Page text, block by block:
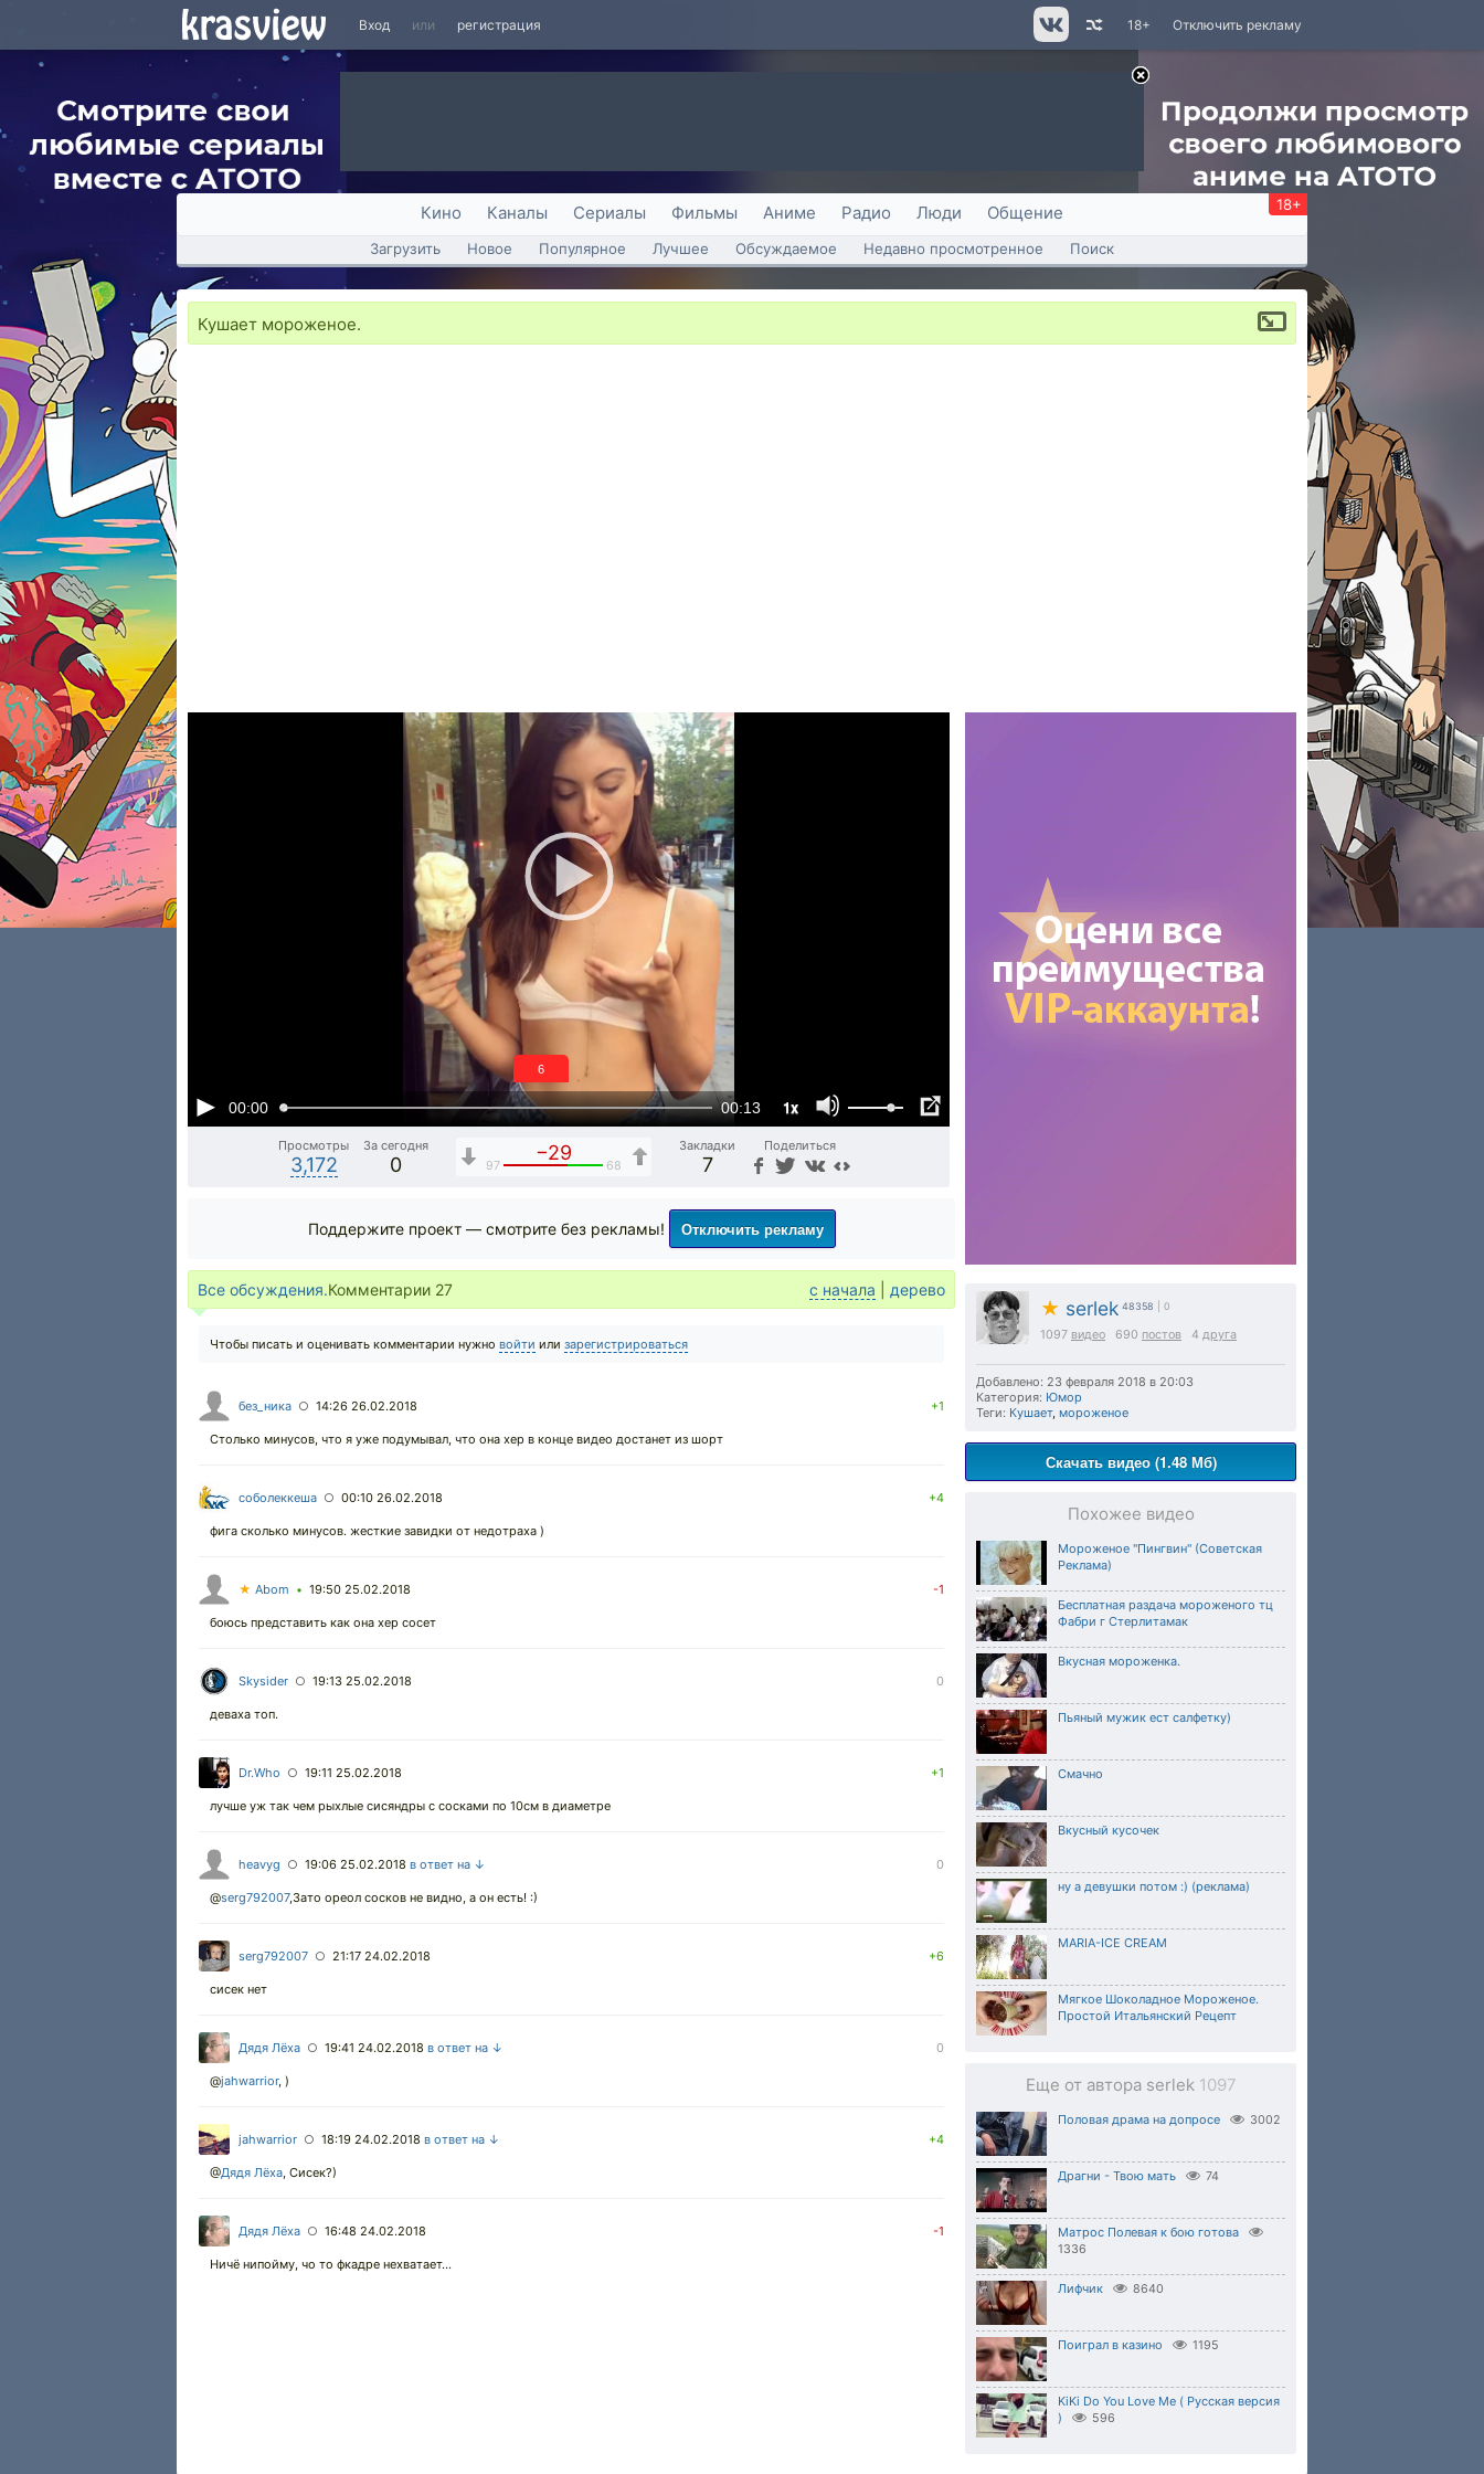
Вход или регистрация Отключить рекламу
18+
Кино Каналы Сериалы Фильмы Аниме Радио Люди Общение 18+
Загрузить Новое Популярное Лучшее Обсуждаемое Недавно просмотренное Поиск
Кушает мороженое.
00:00 00:13 1x
5
Просмотры
3,172
За сегодня
0
−29
97 68
Закладки
7
Поделиться
★ serlek 48358 | 0
1097 видео 690 постов 4 друга
Добавлено: 23 февраля 2018 в 20:03
Категория: Юмор
Теги: Кушает, мороженое
Скачать видео (1.48 Мб)
Похожее видео
Мороженое "Пингвин" (Советская
Реклама)
Бесплатная раздача мороженого тц
Фабри г Стерлитамак
Вкусная мороженка.
Пьяный мужик ест салфетку)
Смачно
Вкусный кусочек
ну а девушки потом :) (реклама)
MARIA-ICE CREAM
Мягкое Шоколадное Мороженое.
Простой Итальянский Рецепт
Еще от автора serlek 1097
Половая драма на допросе 3002
Драгни - Твою мать 74
Матрос Полевая к бою готова
1336
Лифчик 8640
Поиграл в казино 1195
KiKi Do You Love Me ( Русская версия
)
596
Поддержите проект — смотрите без рекламы! Отключить рекламу
Все обсуждения.Комментарии 27 с начала дерево
Чтобы писать и оценивать комментарии нужно войти или зарегистрироваться
без_ника ○ 14:26 26.02.2018 +1
Столько минусов, что я уже подумывал, что она хер в конце видео достанет из шорт
соболеккеша ○ 00:10 26.02.2018 +4
фига сколько минусов. жесткие завидки от недотраха )
★ Abom • 19:50 25.02.2018 -1
боюсь представить как она хер сосет
Skysider ○ 19:13 25.02.2018 0
деваха топ.
Dr.Who ○ 19:11 25.02.2018 +1
лучше уж так чем рыxлые сисяндры с сосками по 10см в диаметре
heavyg ○ 19:06 25.02.2018 в ответ на ↓ 0
@serg792007,Зато ореол сосков не видно, а он есть! :)
serg792007 ○ 21:17 24.02.2018 +6
сисек нет
Дядя Лёха ○ 19:41 24.02.2018 в ответ на ↓ 0
@jahwarrior, )
jahwarrior ○ 18:19 24.02.2018 в ответ на ↓ +4
@Дядя Лёха, Сисек?)
Дядя Лёха ○ 16:48 24.02.2018 -1
Ничё нипойму, чо то фкадре нехватает...